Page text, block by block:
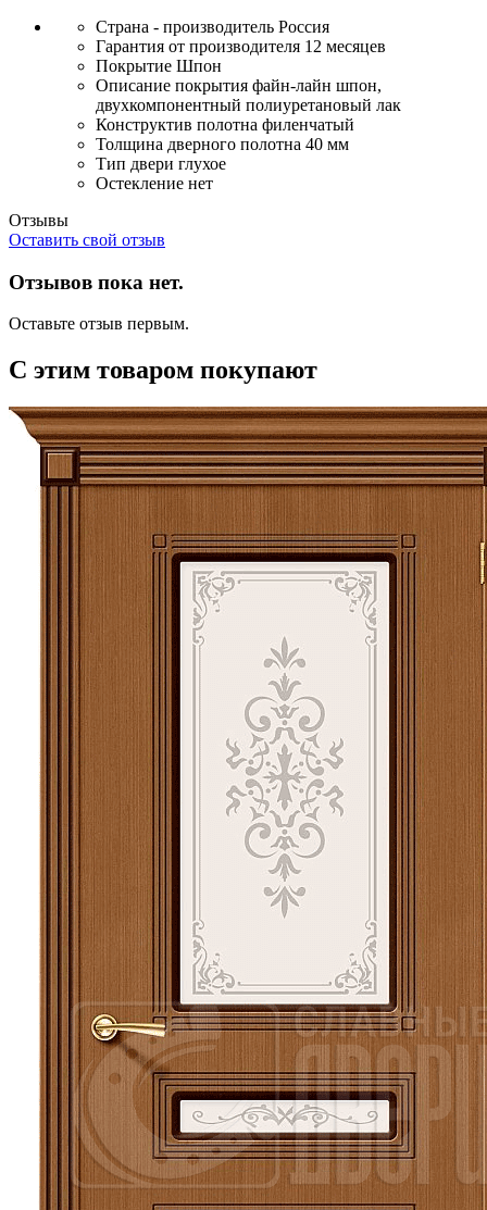
Страна - производитель Россия
Гарантия от производителя 12 месяцев
Покрытие Шпон
Описание покрытия файн-лайн шпон,
двухкомпонентный полиуретановый лак
Конструктив полотна филенчатый
Толщина дверного полотна 40 мм
Тип двери глухое
Остекление нет
Отзывы
Оставить свой отзыв
Отзывов пока нет.
Оставьте отзыв первым.
С этим товаром покупают